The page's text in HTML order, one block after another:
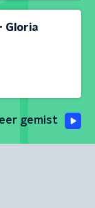
Gloria
gemist